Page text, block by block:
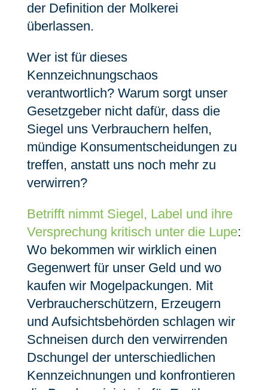
der Definition der Molkerei
überlassen.
Wer ist für dieses
Kennzeichnungschaos
verantwortlich? Warum sorgt unser
Gesetzgeber nicht dafür, dass die
Siegel uns Verbrauchern helfen,
mündige Konsumentscheidungen zu
treffen, anstatt uns noch mehr zu
verwirren?
Betrifft nimmt Siegel, Label und ihre
Versprechung kritisch unter die Lupe:
Wo bekommen wir wirklich einen
Gegenwert für unser Geld und wo
kaufen wir Mogelpackungen. Mit
Verbraucherschützern, Erzeugern
und Aufsichtsbehörden schlagen wir
Schneisen durch den verwirrenden
Dschungel der unterschiedlichen
Kennzeichnungen und konfrontieren